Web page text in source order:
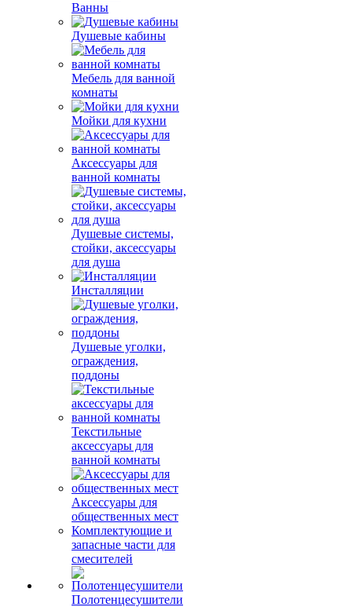
Ванны
Душевые кабины
Мебель для ванной
комнаты
Мойки для кухни
Аксессуары для
ванной комнаты
Душевые системы,
стойки, аксессуары
для душа
Инсталляции
Душевые уголки,
ограждения,
поддоны
Текстильные
аксессуары для
ванной комнаты
Аксессуары для
общественных мест
Комплектующие и
запасные части для
смесителей
Полотенцесушители